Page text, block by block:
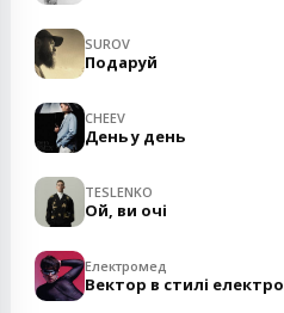
SUROV
Подаруй
CHEEV
День у день
TESLENKO
Ой, ви очі
Електромед
Вектор в стилі електро